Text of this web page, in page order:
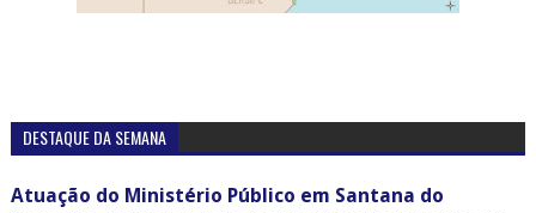
DESTAQUE DA SEMANA
Atuação do Ministério Público em Santana do